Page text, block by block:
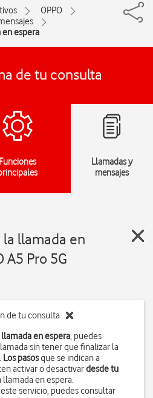
OPPO
en espera
de tu consulta
Funciones
Llamadas y
mensajes
llamada en
A5 Pro 5G
de tu consulta
llamada en espera, puedes
sin tener que finalizar la
Los pasosque se indican a
activar o desactivardesde tu
llamada en espera.
servicio, puedes consultar